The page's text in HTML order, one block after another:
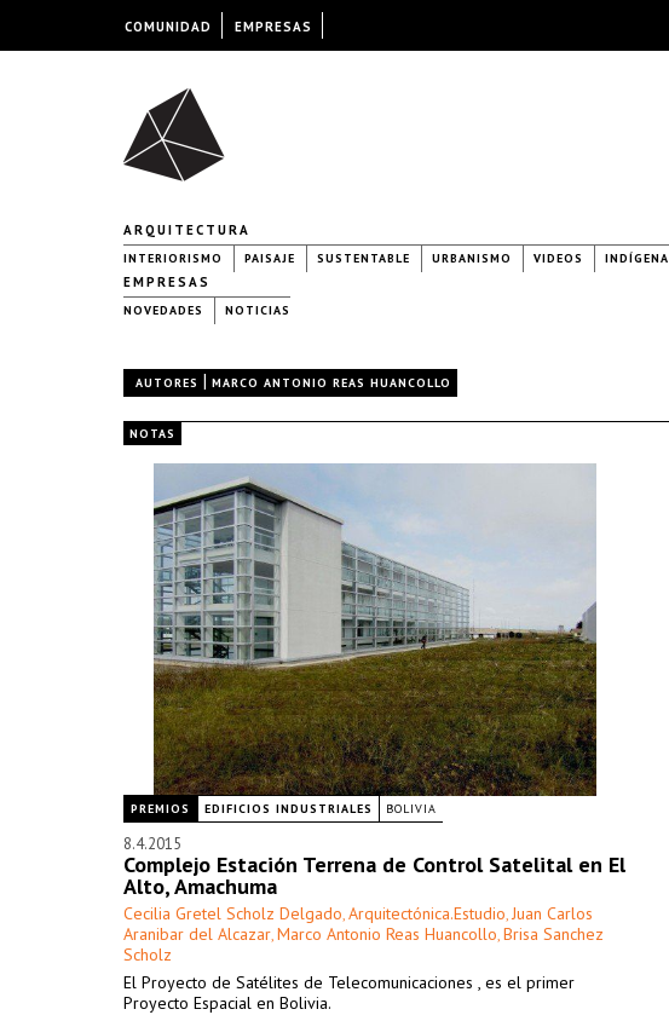
ARQUITECTURA
INTERIORISMO PAISAJE SUSTENTABLE URBANISMO VIDEOS INDÍGENA
EMPRESAS
NOVEDADES NOTICIAS
AUTORES | MARCO ANTONIO REAS HUANCOLLO
NOTAS
PREMIOS EDIFICIOS INDUSTRIALES BOLIVIA
8.4.2015
Complejo Estación Terrena de Control Satelital en El
Alto, Amachuma
Cecilia Gretel Scholz Delgado, Arquitectónica.Estudio, Juan Carlos
Aranibar del Alcazar, Marco Antonio Reas Huancollo, Brisa Sanchez
Scholz
El Proyecto de Satélites de Telecomunicaciones , es el primer
Proyecto Espacial en Bolivia.
COMUNIDAD EMPRESAS